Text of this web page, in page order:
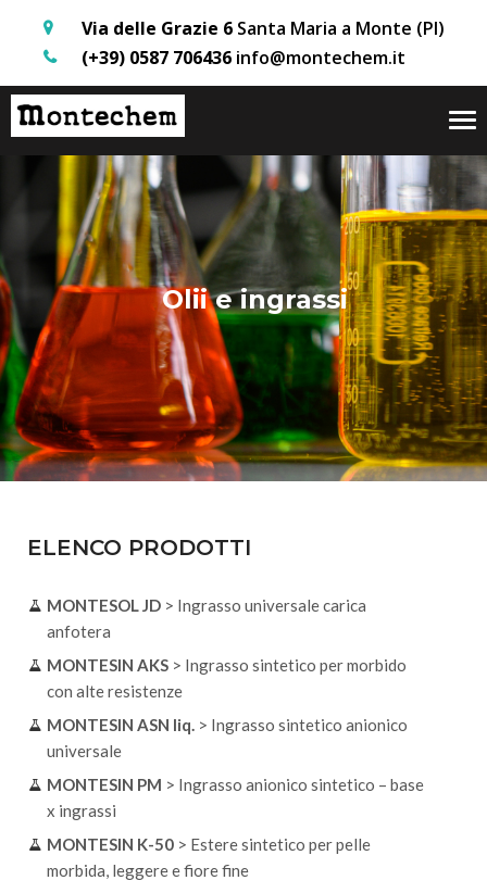
Via delle Grazie 6 Santa Maria a Monte (PI)
(+39) 0587 706436 info@montechem.it
Olii e ingrassi
ELENCO PRODOTTI
MONTESOL JD > Ingrasso universale carica
anfotera
MONTESIN AKS > Ingrasso sintetico per morbido
con alte resistenze
MONTESIN ASN liq. > Ingrasso sintetico anionico
universale
MONTESIN PM > Ingrasso anionico sintetico – base
x ingrassi
MONTESIN K-50 > Estere sintetico per pelle
morbida, leggere e fiore fine